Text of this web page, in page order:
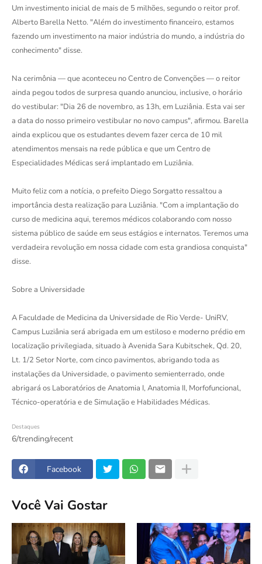
Um investimento inicial de mais de 5 milhões, segundo o reitor prof.
Alberto Barella Netto. "Além do investimento financeiro, estamos
fazendo um investimento na maior indústria do mundo, a indústria do
conhecimento" disse.
Na cerimônia — que aconteceu no Centro de Convenções — o reitor
ainda pegou todos de surpresa quando anunciou, inclusive, o horário
do vestibular: "Dia 26 de novembro, as 13h, em Luziânia. Esta vai ser
a data do nosso primeiro vestibular no novo campus", afirmou. Barella
ainda explicou que os estudantes devem fazer cerca de 10 mil
atendimentos mensais na rede pública e que um Centro de
Especialidades Médicas será implantado em Luziânia.
Muito feliz com a notícia, o prefeito Diego Sorgatto ressaltou a
importância desta realização para Luziânia. "Com a implantação do
curso de medicina aqui, teremos médicos colaborando com nosso
sistema público de saúde em seus estágios e internatos. Teremos uma
verdadeira revolução em nossa cidade com esta grandiosa conquista"
disse.
Sobre a Universidade
A Faculdade de Medicina da Universidade de Rio Verde- UniRV,
Campus Luziânia será abrigada em um estiloso e moderno prédio em
localização privilegiada, situado à Avenida Sara Kubitschek, Qd. 20,
Lt. 1/2 Setor Norte, com cinco pavimentos, abrigando toda as
instalações da Universidade, o pavimento semienterrado, onde
abrigará os Laboratórios de Anatomia I, Anatomia II, Morfofuncional,
Técnico-operatória e de Simulação e Habilidades Médicas.
Destaques
6/trending/recent
Facebook
Você Vai Gostar